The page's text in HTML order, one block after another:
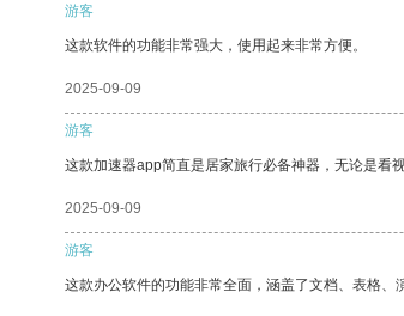
游客
这款软件的功能非常强大，使用起来非常方便。
2025-09-09
游客
这款加速器app简直是居家旅行必备神器，无论是看
2025-09-09
游客
这款办公软件的功能非常全面，涵盖了文档、表格、